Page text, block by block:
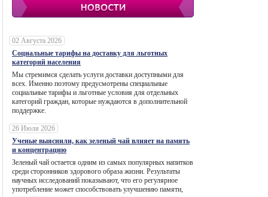
02 Августа 2026
Социальные тарифы на доставку для льготных
категорий населения
Мы стремимся сделать услуги доставки доступными для
всех. Именно поэтому предусмотрены специальные
социальные тарифы и льготные условия для отдельных
категорий граждан, которые нуждаются в дополнительной
поддержке.
26 Июля 2026
Ученые выяснили, как зеленый чай влияет на память
и концентрацию
Зеленый чай остается одним из самых популярных напитков
среди сторонников здорового образа жизни. Результаты
научных исследований показывают, что его регулярное
употребление может способствовать улучшению памяти,